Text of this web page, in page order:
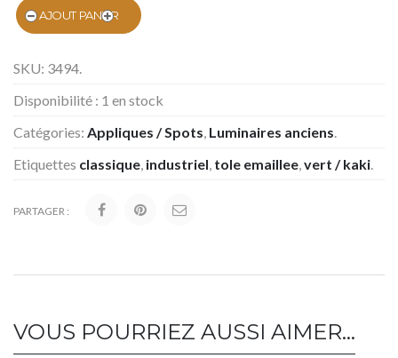
AJOUT PANIER
SKU: 3494.
Disponibilité : 1 en stock
Catégories: Appliques / Spots, Luminaires anciens.
Etiquettes classique, industriel, tole emaillee,vert / kaki.
PARTAGER :
VOUS POURRIEZ AUSSI AIMER…